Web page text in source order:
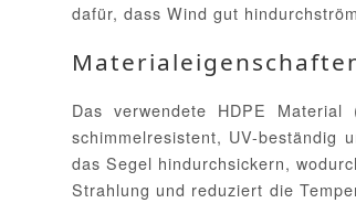
dafür, dass Wind gut
Das verwendete HDPE
schimmelresistent, UV-beständig
das Segel hindurchsickern,
Strahlung und reduziert die